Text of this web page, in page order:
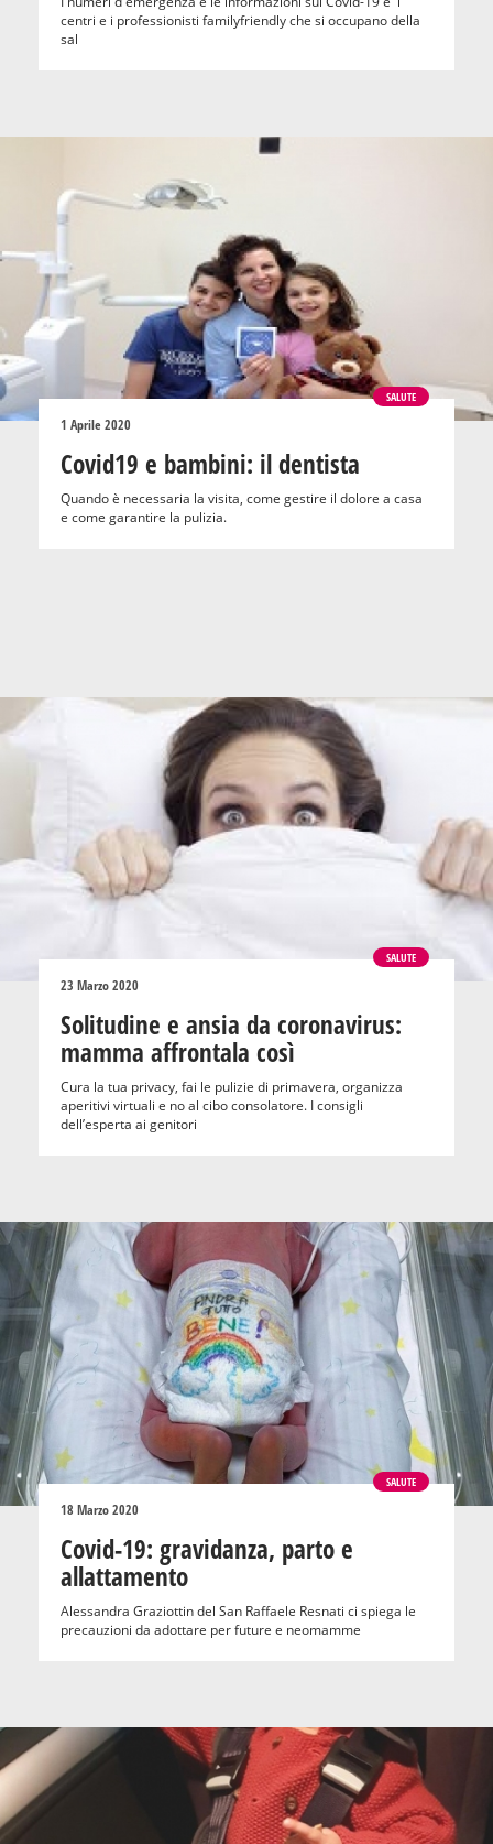
centri e i professionisti familyfriendly che si occupano della
sal
SALUTE
1 Aprile 2020
Covid19 e bambini: il dentista
Quando è necessaria la visita, come gestire il dolore a casa
e come garantire la pulizia.
SALUTE
23 Marzo 2020
Solitudine e ansia da coronavirus:
mamma affrontala così
Cura la tua privacy, fai le pulizie di primavera, organizza
aperitivi virtuali e no al cibo consolatore. I consigli
dell’esperta ai genitori
SALUTE
18 Marzo 2020
Covid-19: gravidanza, parto e
allattamento
Alessandra Graziottin del San Raffaele Resnati ci spiega le
precauzioni da adottare per future e neomamme